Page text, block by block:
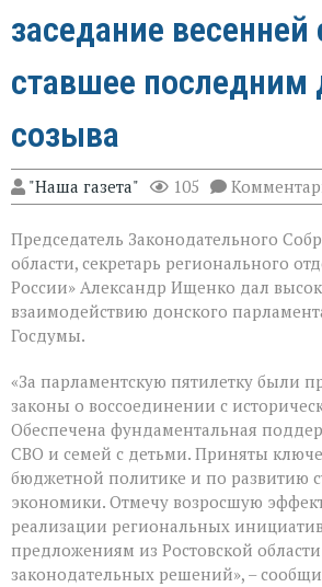
заседание весенней
ставшее последним
созыва
"Наша газета" 105
Председатель Законодательного
области, секретарь регионального
России» Александр Ищенко дал
взаимодействию донского
Госдумы.
«За парламентскую пятилетку были
законы о воссоединении с
Обеспечена фундаментальная
СВО и семей с детьми. Приняты
бюджетной политике и по развитию
экономики. Отмечу возросшую
реализации региональных
предложениям из Ростовской
законодательных решений», –